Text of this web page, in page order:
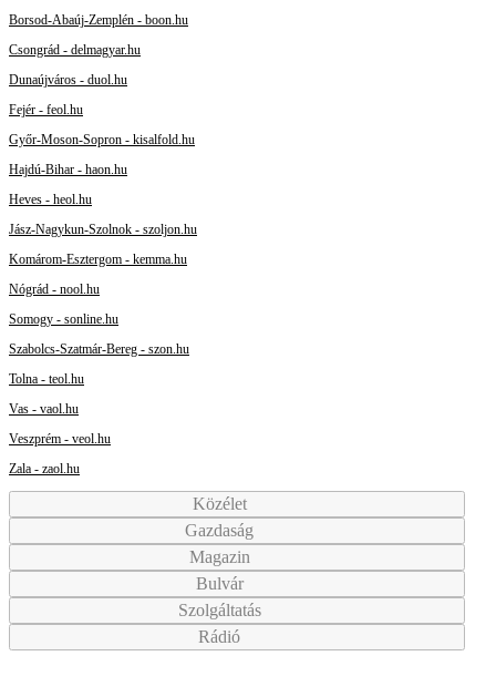
Borsod-Abaúj-Zemplén - boon.hu
Csongrád - delmagyar.hu
Dunaújváros - duol.hu
Fejér - feol.hu
Győr-Moson-Sopron - kisalfold.hu
Hajdú-Bihar - haon.hu
Heves - heol.hu
Jász-Nagykun-Szolnok - szoljon.hu
Komárom-Esztergom - kemma.hu
Nógrád - nool.hu
Somogy - sonline.hu
Szabolcs-Szatmár-Bereg - szon.hu
Tolna - teol.hu
Vas - vaol.hu
Veszprém - veol.hu
Zala - zaol.hu
Közélet
Gazdaság
Magazin
Bulvár
Szolgáltatás
Rádió